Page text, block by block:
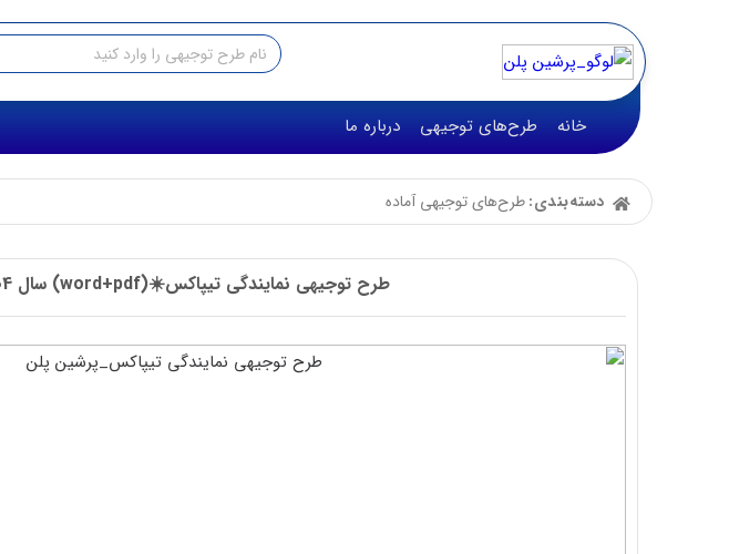
خانه طرح‌های توجیهی درباره ما
دسته‌بندی:طرح‌های توجیهی آماده
طرح توجیهی نمایندگی تیپاکس☀️(word+pdf) سال 1404